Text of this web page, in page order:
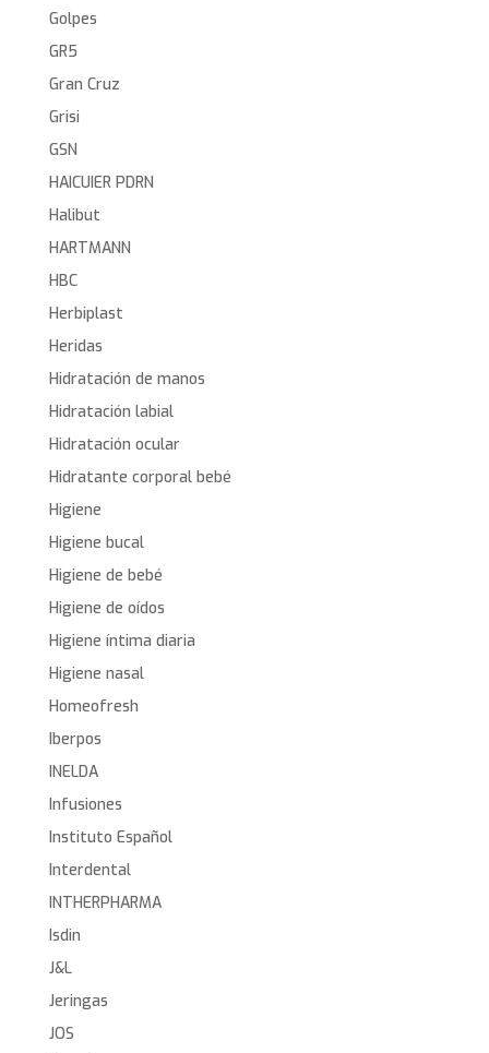
Golpes
GR5
Gran Cruz
Grisi
GSN
HAICUIER PDRN
Halibut
HARTMANN
HBC
Herbiplast
Heridas
Hidratación de manos
Hidratación labial
Hidratación ocular
Hidratante corporal bebé
Higiene
Higiene bucal
Higiene de bebé
Higiene de oídos
Higiene íntima diaria
Higiene nasal
Homeofresh
Iberpos
INELDA
Infusiones
Instituto Español
Interdental
INTHERPHARMA
Isdin
J&L
Jeringas
JOS